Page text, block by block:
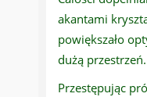
akantami
powiększało
dużą przestrzeń.
Przestępując